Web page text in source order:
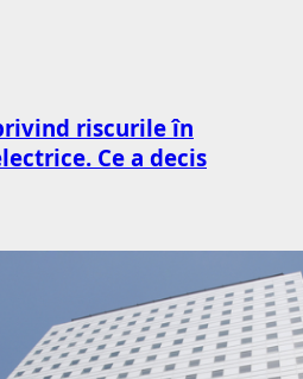
riscurile în
Ce a decis